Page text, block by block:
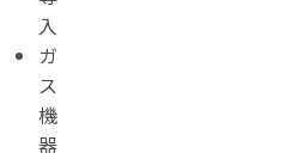
入
ガ
ス
機
器